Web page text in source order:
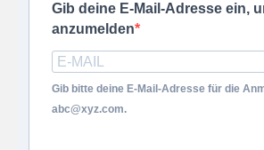
Gib deine E-Mail-Adresse ein,
anzumelden
Gib bitte deine E-Mail-Adresse für die
abc@xyz.com.